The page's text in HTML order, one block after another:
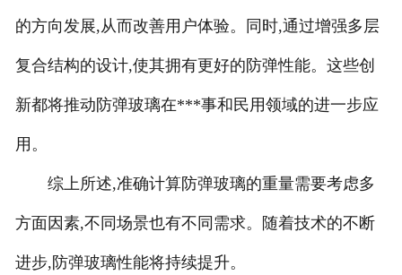
的方向发展,从而改善用户体验。同时,通过增强多层
复合结构的设计,使其拥有更好的防弹性能。这些创
新都将推动防弹玻璃在***事和民用领域的进一步应
用。
综上所述,准确计算防弹玻璃的重量需要考虑多
方面因素,不同场景也有不同需求。随着技术的不断
进步,防弹玻璃性能将持续提升。